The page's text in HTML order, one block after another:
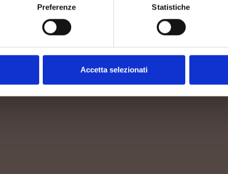
Preferenze Statistiche
Accetta selezionati